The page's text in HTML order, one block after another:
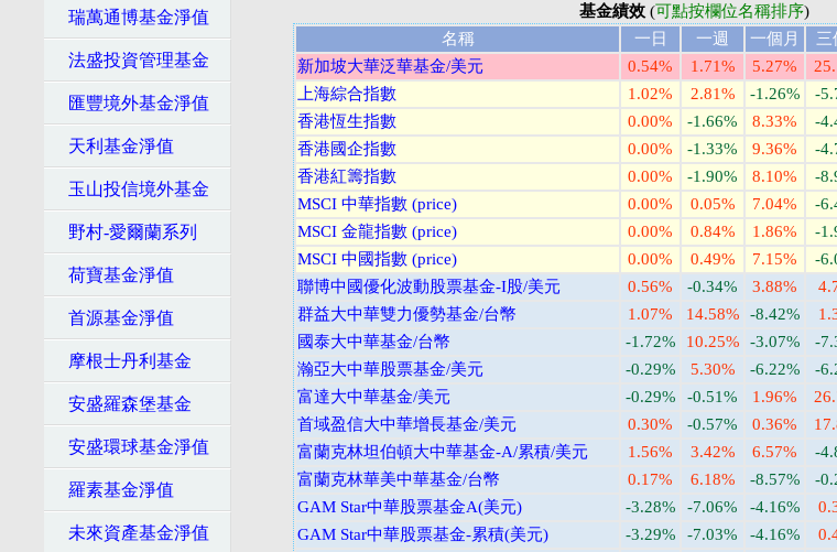
瑞萬通博基金淨值
法盛投資管理基金
匯豐境外基金淨值
天利基金淨值
玉山投信境外基金
野村-愛爾蘭系列
荷寶基金淨值
首源基金淨值
摩根士丹利基金
安盛羅森堡基金
安盛環球基金淨值
羅素基金淨值
未來資產基金淨值
基金績效(可點按欄位名稱排序)
名稱
一日 一週 一個月 三
新加坡大華泛華基金/美元
0.54% 1.71% 5.27%
上海綜合指數
1.02% 2.81% -1.26% -
香港恆生指數
0.00% -1.66% 8.33% -
香港國企指數
0.00% -1.33% 9.36% -
香港紅籌指數
0.00% -1.90% 8.10% -
MSCI 中華指數 (price)
0.00% 0.05% 7.04% -
MSCI 金龍指數 (price)
0.00% 0.84% 1.86% -
MSCI 中國指數 (price)
0.00% 0.49% 7.15% -
聯博中國優化波動股票基金-I股/美元
0.56% -0.34% 3.88%
群益大中華雙力優勢基金/台幣
1.07% 14.58% -8.42%
國泰大中華基金/台幣
-1.72% 10.25% -3.07% -
瀚亞大中華股票基金/美元
-0.29% 5.30% -6.22% -
富達大中華基金/美元
-0.29% -0.51% 1.96%
首域盈信大中華增長基金/美元
0.30% -0.57% 0.36%
富蘭克林坦伯頓大中華基金-A/累積/美元
1.56% 3.42% 6.57% -
富蘭克林華美中華基金/台幣
0.17% 6.18% -8.57% -
GAM Star中華股票基金A(美元)
-3.28% -7.06% -4.16%
GAM Star中華股票基金-累積(美元)
-3.29% -7.03% -4.16%